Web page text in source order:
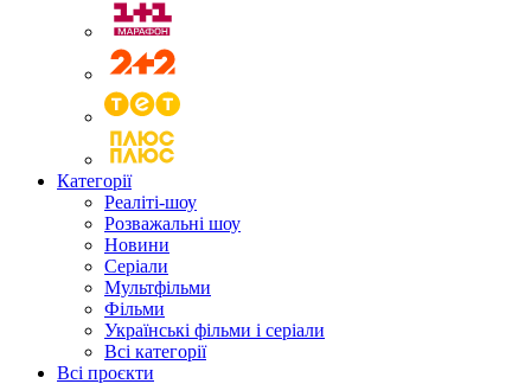
Категорії
Реаліті-шоу
Розважальні шоу
Новини
Серіали
Мультфільми
Фільми
Українські фільми і серіали
Всі категорії
Всі проєкти